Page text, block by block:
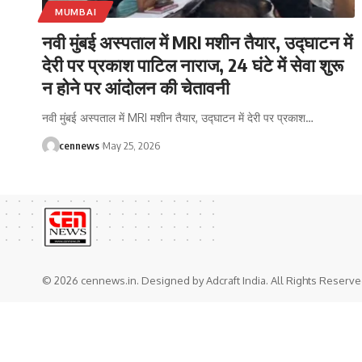
MUMBAI
नवी मुंबई अस्पताल में MRI मशीन तैयार, उद्घाटन में
देरी पर प्रकाश पाटिल नाराज, 24 घंटे में सेवा शुरू
न होने पर आंदोलन की चेतावनी
नवी मुंबई अस्पताल में MRI मशीन तैयार, उद्घाटन में देरी पर प्रकाश…
cennews May 25, 2026
© 2026 cennews.in. Designed by Adcraft India. All Rights